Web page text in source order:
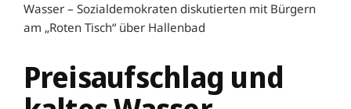
Wasser – Sozialdemokraten diskutierten mit Bürgern
am „Roten Tisch“ über Hallenbad
Preisaufschlag und